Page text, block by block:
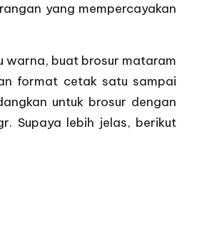
yang mempercayakan
warna, buat brosur mataram
format cetak satu sampai
untuk brosur dengan
Supaya lebih jelas, berikut